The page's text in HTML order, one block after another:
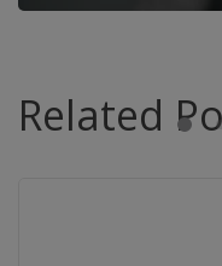
Related